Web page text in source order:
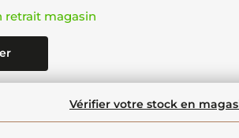
retrait magasin
Vérifier votre stock en